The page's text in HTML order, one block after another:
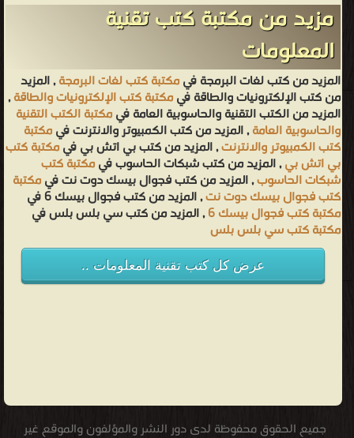
مزيد من مكتبة كتب تقنية
المعلومات
المزيد من كتب لغات البرمجة فيمكتبة كتب لغات البرمجة, المزيد
من كتب الإلكترونيات والطاقة فيمكتبة كتب الإلكترونيات والطاقة,
المزيد من الكتب التقنية والحاسوبية العامة فيمكتبة الكتب التقنية
والحاسوبية العامة, المزيد من كتب الكمبيوتر والانترنت فيمكتبة
كتب الكمبيوتر والانترنت, المزيد من كتب بي اتش بي فيمكتبة كتب
بي اتش بي, المزيد من كتب شبكات الحاسوب فيمكتبة كتب
شبكات الحاسوب, المزيد من كتب فجوال بيسك دوت نت فيمكتبة
كتب فجوال بيسك دوت نت, المزيد من كتب فجوال بيسك 6 في
مكتبة كتب فجوال بيسك 6 , المزيد من كتب سي بلس بلس في
مكتبة كتب سي بلس بلس
عرض كل كتب تقنية المعلومات ..
جميع الحقوق محفوظة لدى دور النشر والمؤلفون والموقع غير